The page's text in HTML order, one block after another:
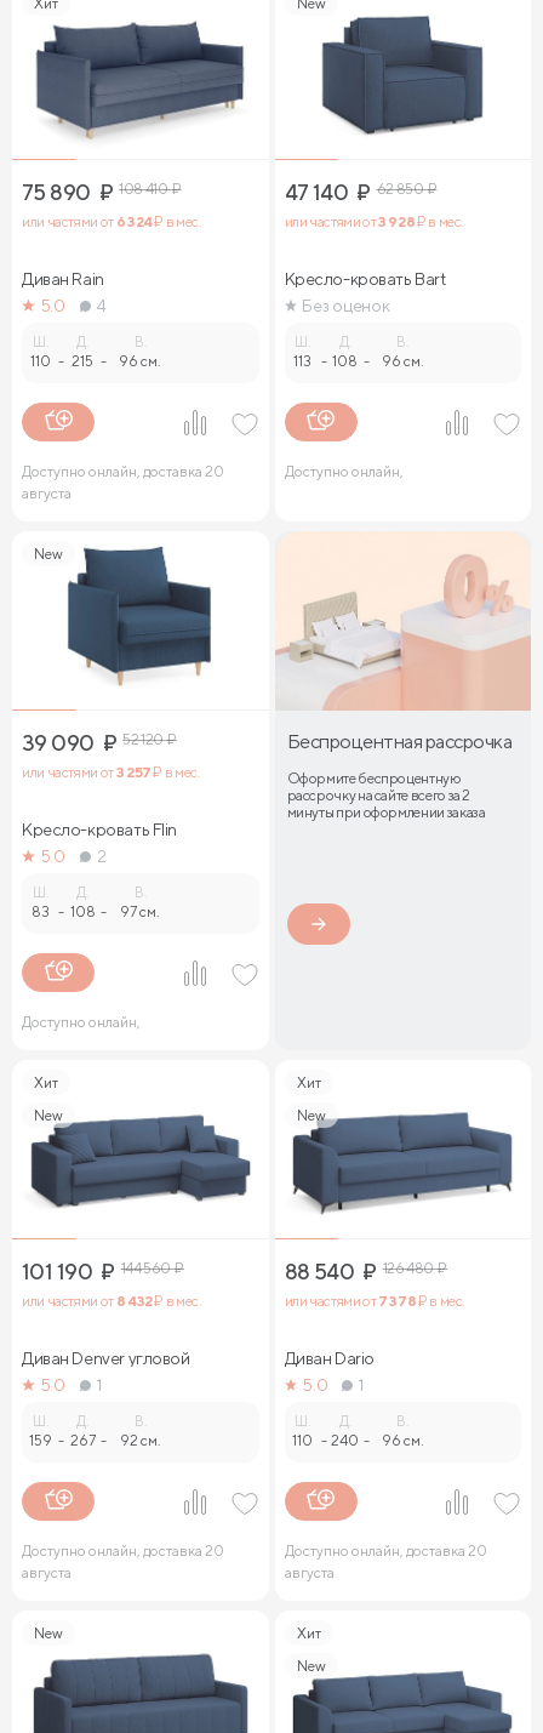
75 890 ₽ 108 410₽
или частями от 6 324₽ в мес.
Диван Rain
5.0
4
Ш.
110 -
Д.
215 -
В.
96 см.
Доступно онлайн, доставка 20
августа
47 140 ₽ 62 850₽
или частями от3 928₽ в мес.
Кресло-кровать Bart
Без оценок
Ш.
113 -
Д.
108 -
В.
96 см.
Доступно онлайн,
New
39 090 ₽ 52 120₽
или частями от3 257₽ в мес.
Кресло-кровать Flin
5.0
2
83 -
Д.
108 -
В.
97 см.
Доступно онлайн,
Беспроцентная рассрочка
Оформите беспроцентную
рассрочку на сайте всего за 2
минуты при оформлении заказа
Хит
New
101 190 ₽ 144 560₽
или частями от 8 432₽ в мес.
Диван Denver угловой
5.0
1
159 -
Д.
267 -
В.
92 см.
Доступно онлайн, доставка 20
августа
Хит
New
88 540 ₽ 126 480₽
или частями от7 378₽ в мес.
Диван Dario
5.0
1
110 -
Д.
240 -
В.
96 см.
Доступно онлайн, доставка 20
августа
New
Хит
New